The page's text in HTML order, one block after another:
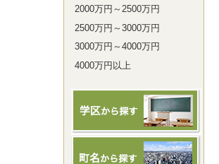
2000万円～2500万円
2500万円～3000万円
3000万円～4000万円
4000万円以上